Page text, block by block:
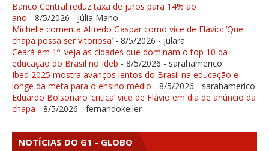
Banco Central reduz taxa de juros para 14% ao
ano - 8/5/2026 - Júlia Mano
Michelle comenta Alfredo Gaspar como vice de Flávio: ‘Que
chapa possa ser vitoriosa’ - 8/5/2026 - julara
Ceará em 1º: veja as cidades que dominam o top 10 da
educação do Brasil no Ideb - 8/5/2026 - sarahamerico
Ibed 2025 mostra avanços lentos do Brasil na educação e
longe da meta para o ensino médio - 8/5/2026 - sarahamerico
Eduardo Bolsonaro ‘critica’ vice de Flávio em dia de anúncio da
chapa - 8/5/2026 - fernandokeller
NOTÍCIAS DO G1 - GLOBO